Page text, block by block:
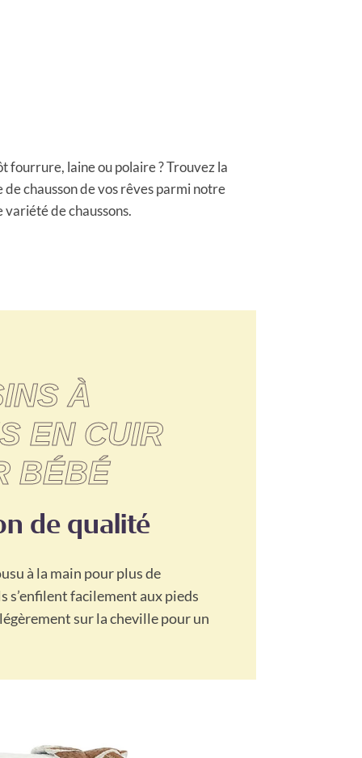
fourrure, laine ou polaire ? Trouvez la
de chausson de vos rêves parmi notre
variété de chaussons.
À
EN CUIR
BÉBÉ
de qualité
à la main pour plus de
s’enfilent facilement aux pieds
sur la cheville pour un